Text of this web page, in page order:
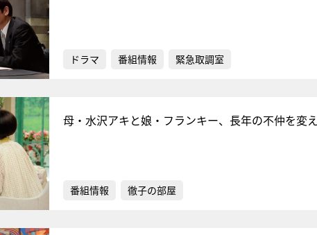
ドラマ 番組情報 緊急取調室
母・水沢アキと娘・フランキー、長年の不仲を変
番組情報 徹子の部屋